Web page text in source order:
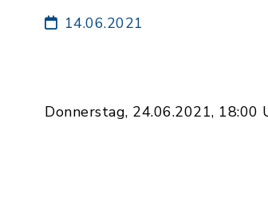
14.06.2021
Donnerstag, 24.06.2021, 18:00